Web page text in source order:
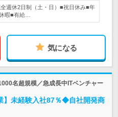
週休2日制（土・日）■祝日休み■年
暇■有給…
気になる
名超規模／急成長中ITベンチャー
】未経験入社87％◆自社開発商